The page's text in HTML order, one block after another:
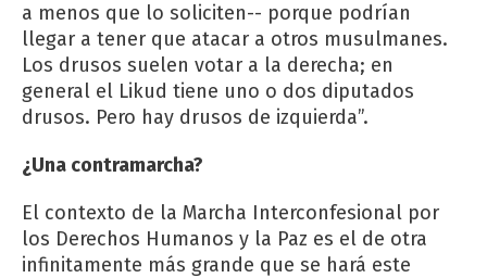
a menos que lo soliciten-- porque podrían
llegar a tener que atacar a otros musulmanes.
Los drusos suelen votar a la derecha; en
general el Likud tiene uno o dos diputados
drusos. Pero hay drusos de izquierda”.
¿Una contramarcha?
El contexto de la Marcha Interconfesional por
los Derechos Humanos y la Paz es el de otra
infinitamente más grande que se hará este